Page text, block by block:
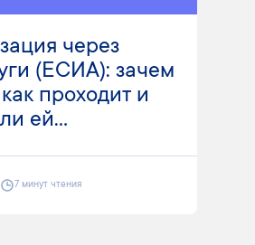
через
(ЕСИА): зачем
проходит и
ей...
7 минут чтения